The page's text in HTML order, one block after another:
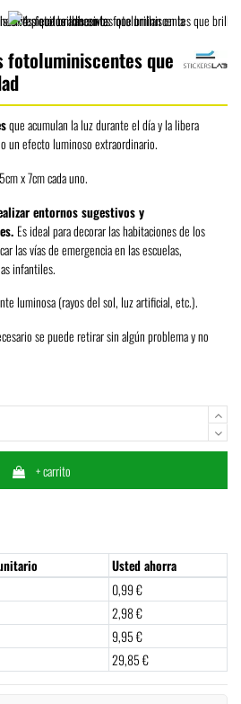
fotoluminiscentes que
que acumulan la luz durante el día y la libera
un efecto luminoso extraordinario.
x 7cm cada uno.
entornos sugestivos y
Es ideal para decorar las habitaciones de los
las vías de emergencia en las escuelas,
infantiles.
luminosa (rayos del sol, luz artificial, etc.).
se puede retirar sin algún problema y no
+ carrito
Usted ahorra
0,99 €
2,98 €
9,95 €
29,85 €